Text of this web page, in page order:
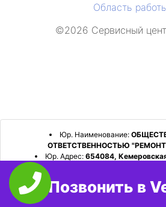
Область
©2026 Сервисный
Юр. Наименование:
ОТВЕТСТВЕННОСТЬЮ
Юр. Адрес: 654084,
р-н Орджоникидзевский, пр-кт
ИНН:4253052180
Позвонить в